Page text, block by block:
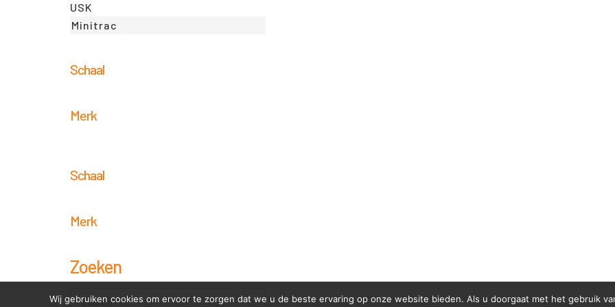
USK
Minitrac
Schaal
Merk
Schaal
Merk
Zoeken
Wij gebruiken cookies om ervoor te zorgen dat we u de beste ervaring op onze website bieden. Als u doorgaat met het gebruik